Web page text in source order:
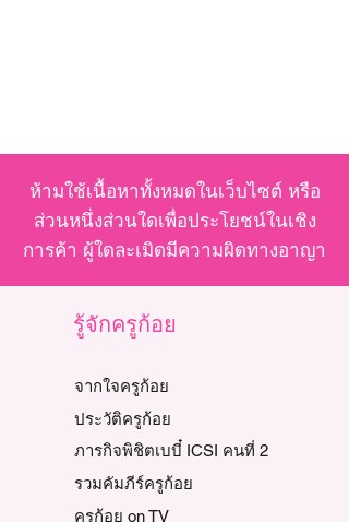
ห้ามใช้เนื้อหาทั้งหมดในเว็บไซต์ หรือ
ส่วนหนึ่งส่วนใดเพื่อประโยชน์ในเชิง
การค้า ผู้ใดละเมิดมีความผิดทางอาญา
รู้จักครูก้อย
จากใจครูก้อย
ประวัติครูก้อย
ภารกิจพิชิตเบบี๋ ICSI คนที่ 2
รวมคัมภีร์ครูก้อย
ครูก้อย on TV